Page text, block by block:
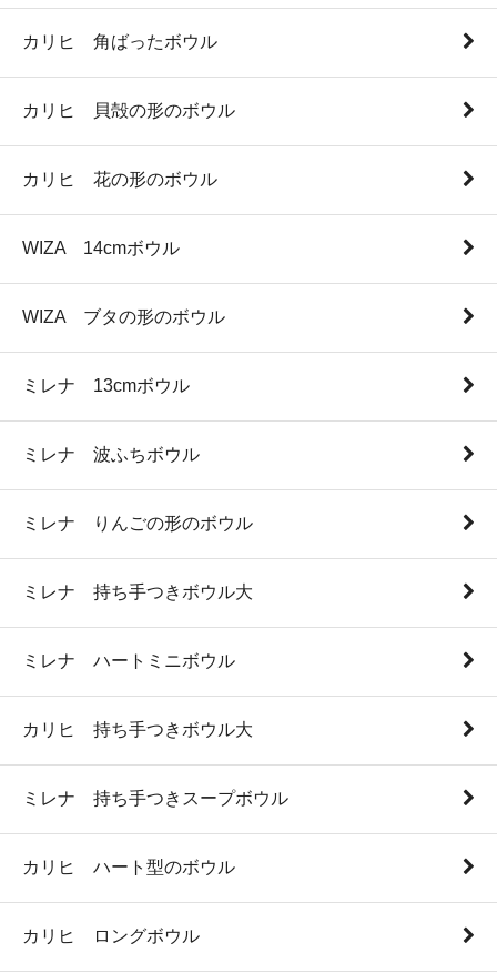
カリヒ 角ばったボウル
カリヒ 貝殻の形のボウル
カリヒ 花の形のボウル
WIZA 14cmボウル
WIZA ブタの形のボウル
ミレナ 13cmボウル
ミレナ 波ふちボウル
ミレナ りんごの形のボウル
ミレナ 持ち手つきボウル大
ミレナ ハートミニボウル
カリヒ 持ち手つきボウル大
ミレナ 持ち手つきスープボウル
カリヒ ハート型のボウル
カリヒ ロングボウル